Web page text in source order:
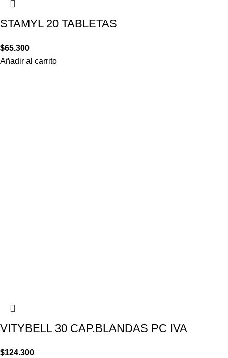
STAMYL 20 TABLETAS
$65.300
Añadir al carrito
VITYBELL 30 CAP.BLANDAS PC IVA
$124.300